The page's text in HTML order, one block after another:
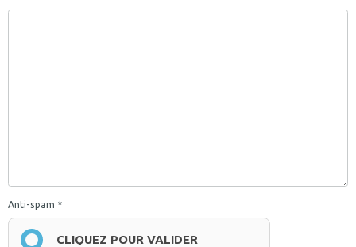
Anti-spam
CLIQUEZ POUR VALIDER